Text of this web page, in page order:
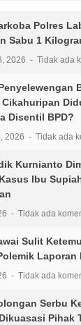
Polres
Sabu 1
2026 Tidak ada
Cikahuripan
Disentil BPD?
2026 Tidak ada
Kurnianto
Ibu
Tidak ada
Sulit
Laporan
Tidak ada
Serbu
Pihak